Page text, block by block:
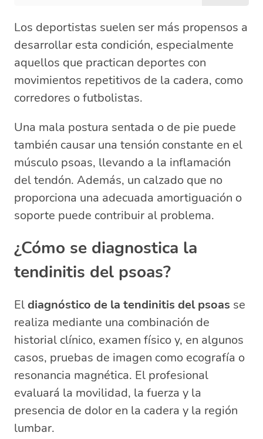
Los deportistas suelen ser más propensos a
desarrollar esta condición, especialmente
aquellos que practican deportes con
movimientos repetitivos de la cadera, como
corredores o futbolistas.
Una mala postura sentada o de pie puede
también causar una tensión constante en el
músculo psoas, llevando a la inflamación
del tendón. Además, un calzado que no
proporciona una adecuada amortiguación o
soporte puede contribuir al problema.
¿Cómo se diagnostica la
tendinitis del psoas?
Eldiagnóstico de la tendinitis del psoas se
realiza mediante una combinación de
historial clínico, examen físico y, en algunos
casos, pruebas de imagen como ecografía o
resonancia magnética. El profesional
evaluará la movilidad, la fuerza y la
presencia de dolor en la cadera y la región
lumbar.